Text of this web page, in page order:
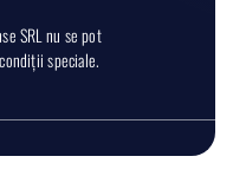
SRL nu se pot
speciale.